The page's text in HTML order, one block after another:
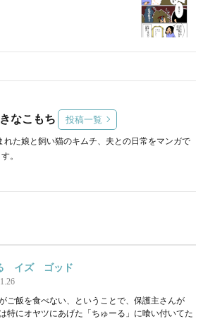
なこもち 投稿一覧
れた娘と飼い猫のキムチ、夫との日常をマンガで
。
イズ ゴッド
ご飯を食べない、ということで、保護主さんが
は特にオヤツにあげた「ちゅーる」に喰い付いてた